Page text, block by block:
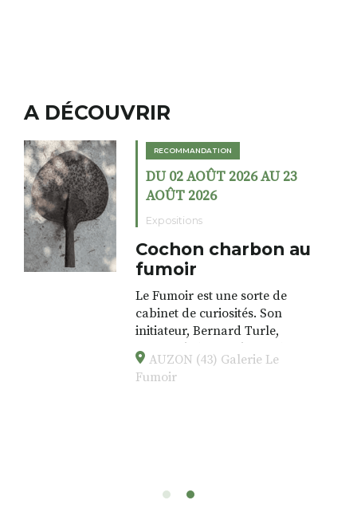
A DÉCOUVRIR
RECOMMANDATION
DU 02 AOÛT 2026 AU 23
AOÛT 2026
Expositions
Cochon charbon au
fumoir
Le Fumoir est une sorte de
cabinet de curiosités. Son
initiateur, Bernard Turle,
s’amuse à donner à voir des
associations fertiles, graves ou
drôles, parfois fumeuses. Des
elle joue
AUZON (43) Galerie Le
Fumoir